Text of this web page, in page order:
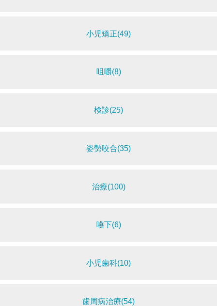
小児矯正(49)
咀嚼(8)
検診(25)
姿勢咬合(35)
治療(100)
嚥下(6)
小児歯科(10)
歯周病治療(54)